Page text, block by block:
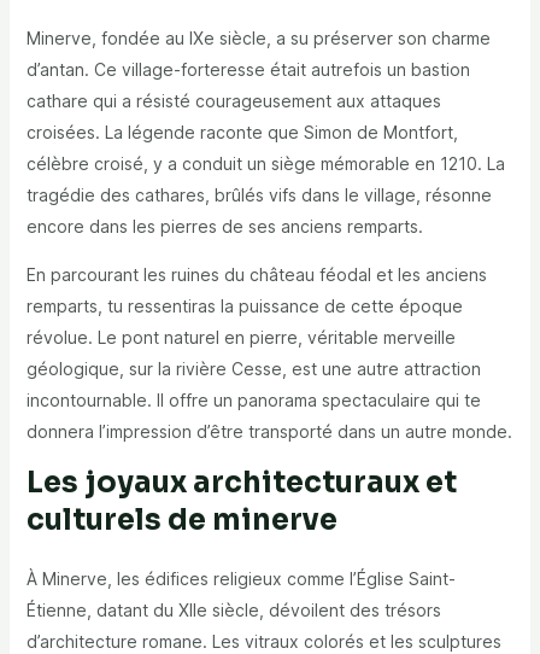
Minerve, fondée au IXe siècle, a su préserver son charme
d’antan. Ce village-forteresse était autrefois un bastion
cathare qui a résisté courageusement aux attaques
croisées. La légende raconte que Simon de Montfort,
célèbre croisé, y a conduit un siège mémorable en 1210. La
tragédie des cathares, brûlés vifs dans le village, résonne
encore dans les pierres de ses anciens remparts.
En parcourant les ruines du château féodal et les anciens
remparts, tu ressentiras la puissance de cette époque
révolue. Le pont naturel en pierre, véritable merveille
géologique, sur la rivière Cesse, est une autre attraction
incontournable. Il offre un panorama spectaculaire qui te
donnera l’impression d’être transporté dans un autre monde.
Les joyaux architecturaux et
culturels de minerve
À Minerve, les édifices religieux comme l’Église Saint-
Étienne, datant du XIIe siècle, dévoilent des trésors
d’architecture romane. Les vitraux colorés et les sculptures